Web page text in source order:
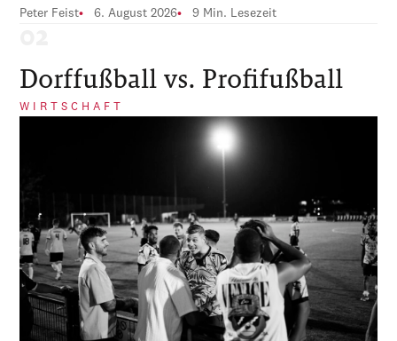
Peter Feist 6. August 2026 9 Min. Lesezeit
Dorffußball vs. Profifußball
WIRTSCHAFT